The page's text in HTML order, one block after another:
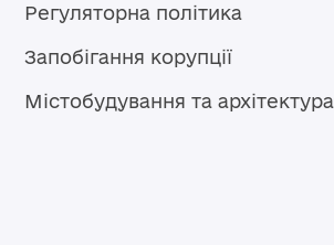
Регуляторна політика
Запобігання корупції
Містобудування та архітектура